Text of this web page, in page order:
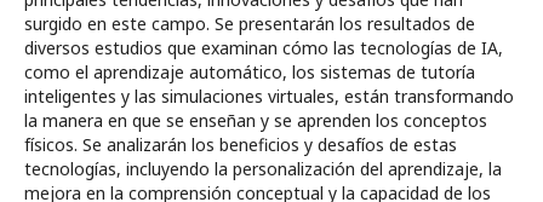
surgido en este campo. Se presentarán los resultados de
diversos estudios que examinan cómo las tecnologías de IA,
como el aprendizaje automático, los sistemas de tutoría
inteligentes y las simulaciones virtuales, están transformando
la manera en que se enseñan y se aprenden los conceptos
físicos. Se analizarán los beneficios y desafíos de estas
tecnologías, incluyendo la personalización del aprendizaje, la
mejora en la comprensión conceptual y la capacidad de los